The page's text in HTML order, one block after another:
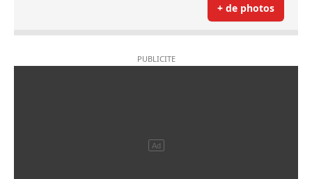
+ de photos